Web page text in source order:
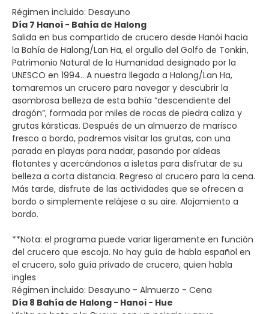
Régimen incluido: Desayuno
Día 7 Hanoi - Bahía de Halong
Salida en bus compartido de crucero desde Hanói hacia
la Bahía de Halong/Lan Ha, el orgullo del Golfo de Tonkin,
Patrimonio Natural de la Humanidad designado por la
UNESCO en 1994.. A nuestra llegada a Halong/Lan Ha,
tomaremos un crucero para navegar y descubrir la
asombrosa belleza de esta bahía “descendiente del
dragón”, formada por miles de rocas de piedra caliza y
grutas kársticas. Después de un almuerzo de marisco
fresco a bordo, podremos visitar las grutas, con una
parada en playas para nadar, pasando por aldeas
flotantes y acercándonos a isletas para disfrutar de su
belleza a corta distancia. Regreso al crucero para la cena.
Más tarde, disfrute de las actividades que se ofrecen a
bordo o simplemente relájese a su aire. Alojamiento a
bordo.
**Nota: el programa puede variar ligeramente en función
del crucero que escoja. No hay guía de habla español en
el crucero, solo guía privado de crucero, quien habla
ingles
Régimen incluido: Desayuno - Almuerzo - Cena
Día 8 Bahía de Halong - Hanoi - Hue